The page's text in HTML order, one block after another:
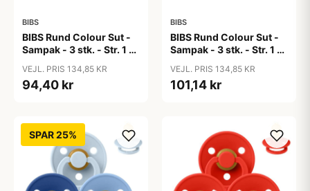
BIBS
BIBS Rund Colour Sut -
Sampak - 3 stk. - Str. 1 -
VEJL. PRIS 134,85 KR
94,40 kr
BIBS
BIBS Rund Colour Sut -
Sampak - 3 stk. - Str. 1 -
VEJL. PRIS 134,85 KR
101,14 kr
SPAR 25%